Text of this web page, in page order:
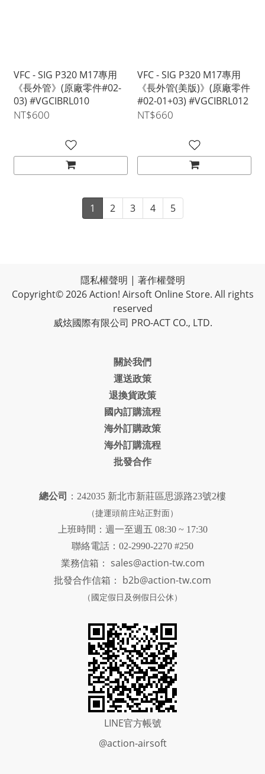
VFC - SIG P320 M17專用
《長外管》(原廠零件#02-
03) #VGCIBRL010
NT$600
VFC - SIG P320 M17專用
《長外管(美版)》(原廠零件
#02-01+03) #VGCIBRL012
NT$660
1 2 3 4 5
隱私權聲明 | 著作權聲明
Copyright© 2026 Action! Airsoft Online Store. All rights
reserved
威炫國際有限公司 PRO-ACT CO., LTD.
關於我們
運送政策
退換貨政策
國內訂購流程
海外訂購政策
海外訂購流程
批發合作
總公司 ：242035 新北市新莊區思源路23號2樓
（捷運頭前庄站正對面）
上班時間：週一至週五 08:30 ~ 17:30
聯絡電話：02-2990-2270 #250
業務信箱： sales@action-tw.com
批發合作信箱： b2b@action-tw.com
（國定假日及例假日公休）
LINE官方帳號
@action-airsoft